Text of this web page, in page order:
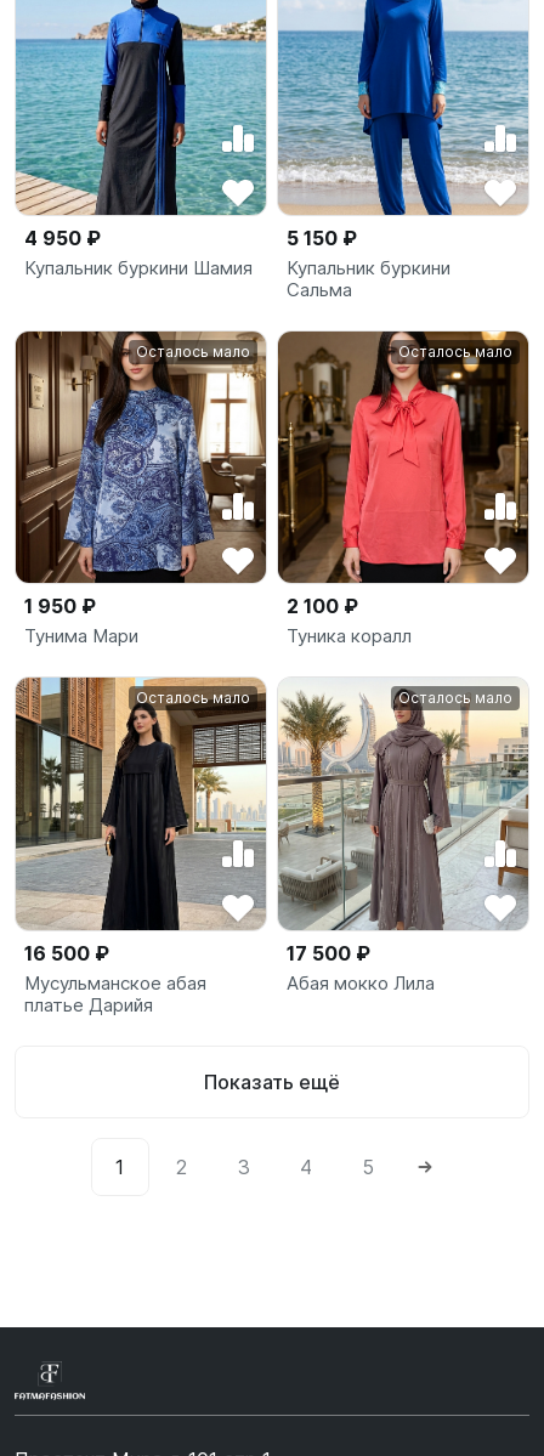
4 950 ₽
Купальник буркини Шамия
5 150 ₽
Купальник буркини
Сальма
Осталось мало
1 950 ₽
Тунима Мари
Осталось мало
2 100 ₽
Туника коралл
Осталось мало
16 500 ₽
Мусульманское абая
платье Дарийя
Осталось мало
17 500 ₽
Абая мокко Лила
Показать ещё
1 2 3 4 5